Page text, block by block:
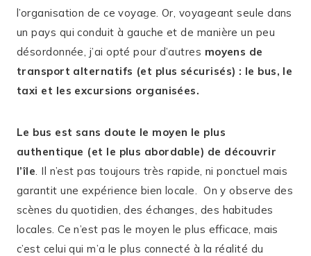
l’organisation de ce voyage. Or, voyageant seule dans
un pays qui conduit à gauche et de manière un peu
désordonnée, j’ai opté pour d’autres moyens de
transport alternatifs (et plus sécurisés) : le bus, le
taxi et les excursions organisées.
Le bus est sans doute le moyen le plus
authentique (et le plus abordable) de découvrir
l’île. Il n’est pas toujours très rapide, ni ponctuel mais
garantit une expérience bien locale. On y observe des
scènes du quotidien, des échanges, des habitudes
locales. Ce n’est pas le moyen le plus efficace, mais
c’est celui qui m’a le plus connecté à la réalité du